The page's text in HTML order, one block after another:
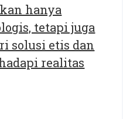
hanya
tetapi juga
solusi etis dan
realitas